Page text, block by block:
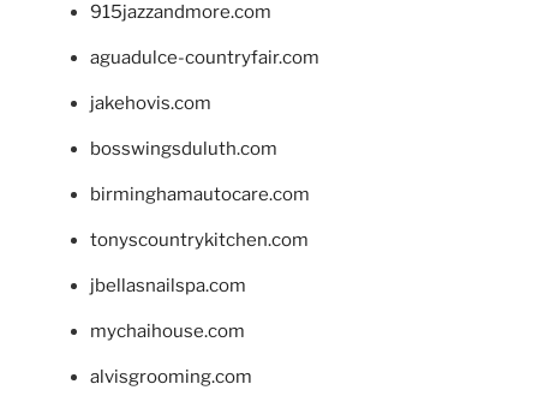
915jazzandmore.com
aguadulce-countryfair.com
jakehovis.com
bosswingsduluth.com
birminghamautocare.com
tonyscountrykitchen.com
jbellasnailspa.com
mychaihouse.com
alvisgrooming.com